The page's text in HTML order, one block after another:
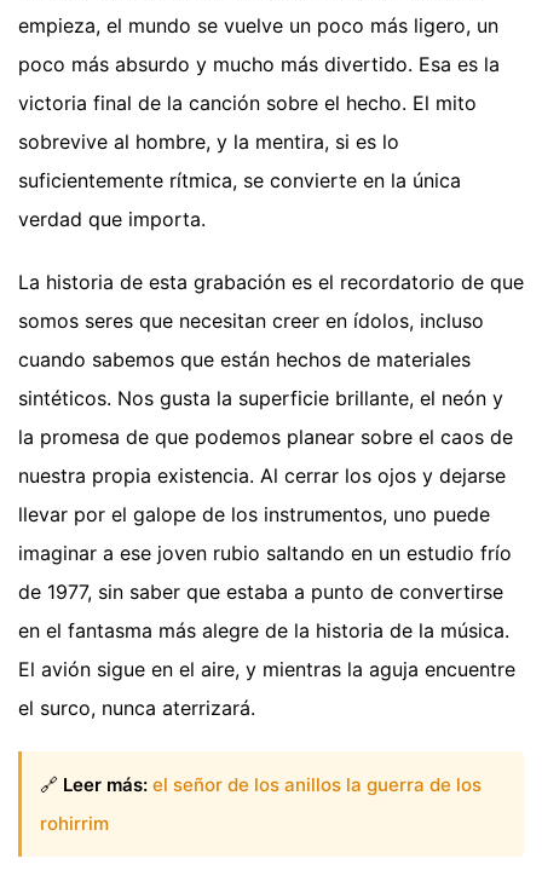
empieza, el mundo se vuelve un poco más ligero, un
poco más absurdo y mucho más divertido. Esa es la
victoria final de la canción sobre el hecho. El mito
sobrevive al hombre, y la mentira, si es lo
suficientemente rítmica, se convierte en la única
verdad que importa.
La historia de esta grabación es el recordatorio de que
somos seres que necesitan creer en ídolos, incluso
cuando sabemos que están hechos de materiales
sintéticos. Nos gusta la superficie brillante, el neón y
la promesa de que podemos planear sobre el caos de
nuestra propia existencia. Al cerrar los ojos y dejarse
llevar por el galope de los instrumentos, uno puede
imaginar a ese joven rubio saltando en un estudio frío
de 1977, sin saber que estaba a punto de convertirse
en el fantasma más alegre de la historia de la música.
El avión sigue en el aire, y mientras la aguja encuentre
el surco, nunca aterrizará.
🔗 Leer más: el señor de los anillos la guerra de los
rohirrim